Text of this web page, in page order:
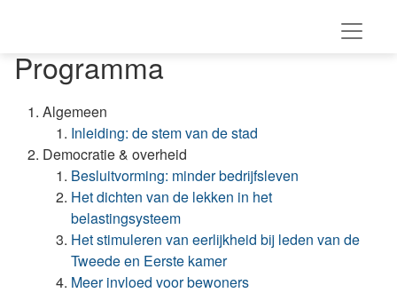
Programma
Algemeen
Inleiding: de stem van de stad
Democratie & overheid
Besluitvorming: minder bedrijfsleven
Het dichten van de lekken in het
belastingsysteem
Het stimuleren van eerlijkheid bij leden van de
Tweede en Eerste kamer
Meer invloed voor bewoners